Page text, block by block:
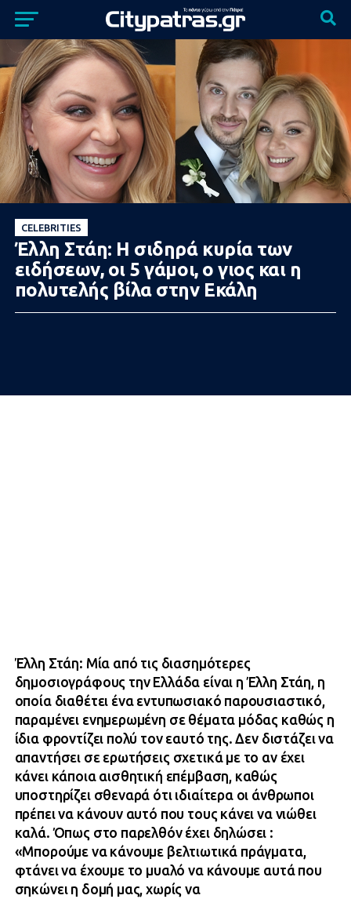
CELEBRITIES
Έλλη Στάη: Η σιδηρά κυρία των
ειδήσεων, οι 5 γάμοι, ο γιος και η
πολυτελής βίλα στην Εκάλη
Έλλη Στάη: Μία από τις διασημότερες
δημοσιογράφους την Ελλάδα είναι η Έλλη Στάη, η
οποία διαθέτει ένα εντυπωσιακό παρουσιαστικό,
παραμένει ενημερωμένη σε θέματα μόδας καθώς η
ίδια φροντίζει πολύ τον εαυτό της. Δεν διστάζει να
απαντήσει σε ερωτήσεις σχετικά με το αν έχει
κάνει κάποια αισθητική επέμβαση, καθώς
υποστηρίζει σθεναρά ότι ιδιαίτερα οι άνθρωποι
πρέπει να κάνουν αυτό που τους κάνει να νιώθει
καλά. Όπως στο παρελθόν έχει δηλώσει :
«Μπορούμε να κάνουμε βελτιωτικά πράγματα,
φτάνει να έχουμε το μυαλό να κάνουμε αυτά που
σηκώνει η δομή μας, χωρίς να